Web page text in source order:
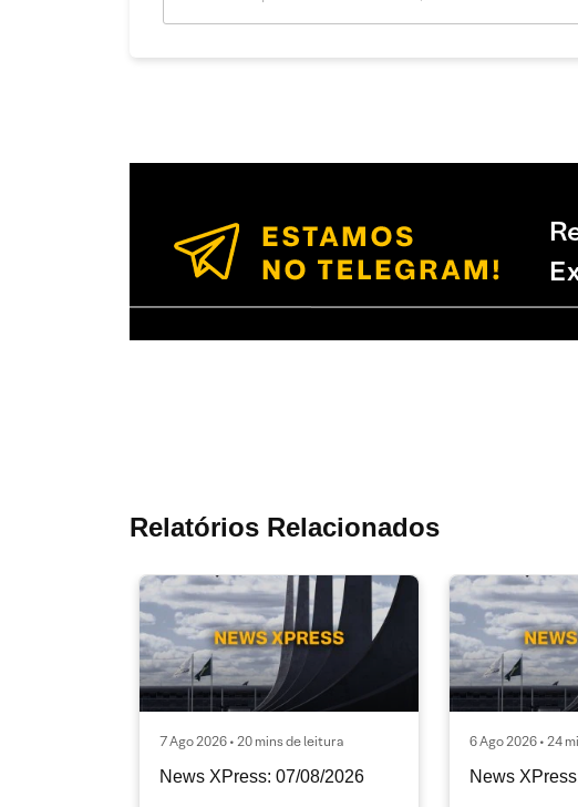
Relatórios Relacionados
7 Ago 2026 • 20 mins de leitura
News XPress: 07/08/2026
6 Ago 2026 • 24
News